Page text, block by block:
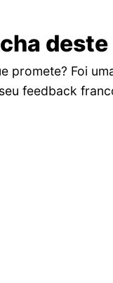
promete? Foi
feedback